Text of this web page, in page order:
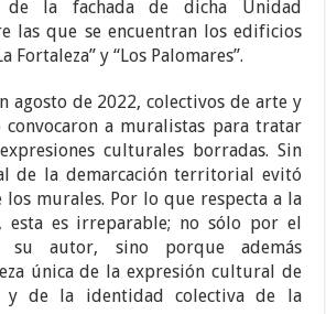
de la fachada de dicha Unidad
las que se encuentran los edificios
Fortaleza” y “Los Palomares”.
agosto de 2022, colectivos de arte y
a muralistas para tratar
culturales borradas. Sin
de la demarcación territorial evitó
los murales. Por lo que respecta a la
esta es irreparable; no sólo por el
su autor, sino porque además
única de la expresión cultural de
y de la identidad colectiva de la